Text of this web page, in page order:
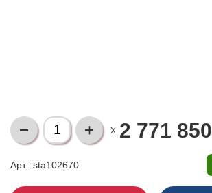
X 2 771 850
Арт.: sta102670